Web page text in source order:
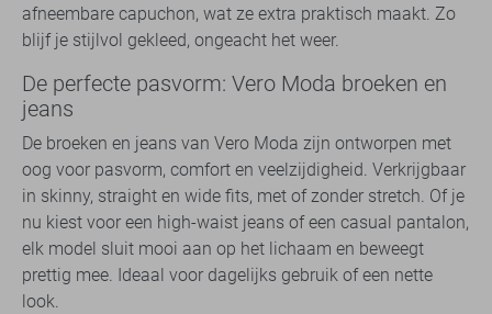
afneembare capuchon, wat ze extra praktisch maakt. Zo
blijf je stijlvol gekleed, ongeacht het weer.
De perfecte pasvorm: Vero Moda broeken en
jeans
De broeken en jeans van Vero Moda zijn ontworpen met
oog voor pasvorm, comfort en veelzijdigheid. Verkrijgbaar
in skinny, straight en wide fits, met of zonder stretch. Of je
nu kiest voor een high-waist jeans of een casual pantalon,
elk model sluit mooi aan op het lichaam en beweegt
prettig mee. Ideaal voor dagelijks gebruik of een nette
look.